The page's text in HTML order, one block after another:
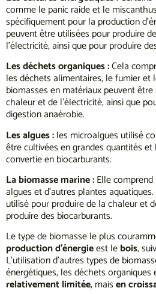
comme le panic raide et le
spécifiquement pour la production
peuvent être utilisées pour produire
l’électricité, ainsi que pour produire
Les déchets organiques :Cela
les déchets alimentaires, le fumier et
biomasses en matériaux peuvent
chaleur et de l’électricité, ainsi que
digestion anaérobie.
Les algues :les microalgues utilisé
être cultivées en grandes quantités
convertie en biocarburants.
La biomasse marine :Elle
algues et d’autres plantes
utilisé pour produire de la chaleur et
produire des biocarburants.
Le type de biomasse le plus
production d’énergieest lebois,
L’utilisation d’autres types de
énergétiques, les déchets
relativement limitée, maisen